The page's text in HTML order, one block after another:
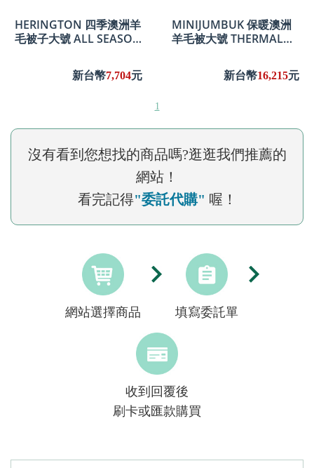
HERINGTON 四季澳洲羊
毛被子大號 ALL SEASON
QUILT QUEEN
新台幣7,704元
MINIJUMBUK 保暖澳洲
羊毛被大號 THERMAL
QUILT QUEEN
新台幣16,215元
1
沒有看到您想找的商品嗎?逛逛我們推薦的
網站！
看完記得"委託代購" 喔！
網站選擇商品 填寫委託單
收到回覆後
刷卡或匯款購買